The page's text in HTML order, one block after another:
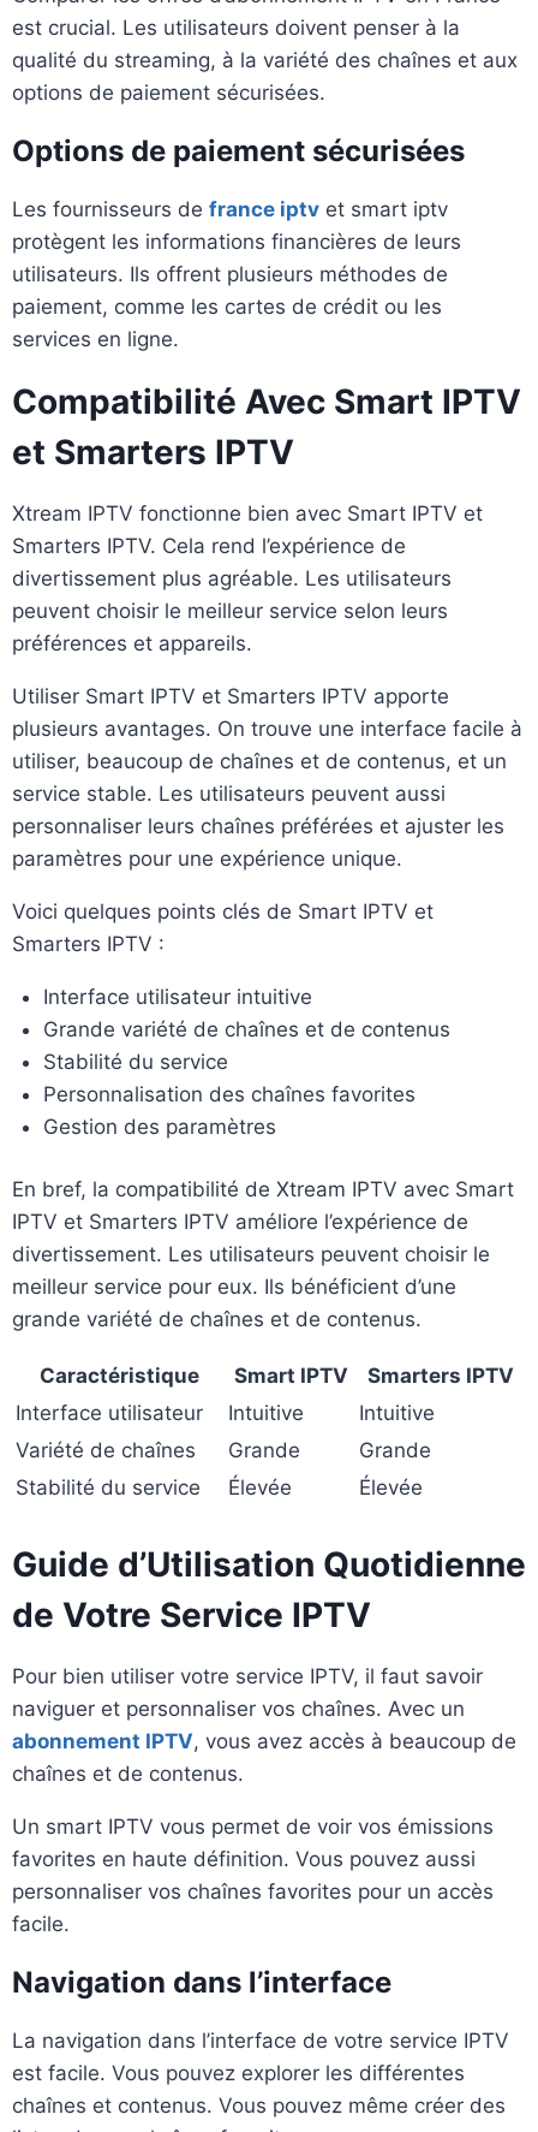
est crucial. Les utilisateurs doivent penser à la
qualité du streaming, à la variété des chaînes et aux
options de paiement sécurisées.
Options de paiement sécurisées
Les fournisseurs de france iptv et smart iptv
protègent les informations financières de leurs
utilisateurs. Ils offrent plusieurs méthodes de
paiement, comme les cartes de crédit ou les
services en ligne.
Compatibilité Avec Smart IPTV
et Smarters IPTV
Xtream IPTV fonctionne bien avec Smart IPTV et
Smarters IPTV. Cela rend l’expérience de
divertissement plus agréable. Les utilisateurs
peuvent choisir le meilleur service selon leurs
préférences et appareils.
Utiliser Smart IPTV et Smarters IPTV apporte
plusieurs avantages. On trouve une interface facile à
utiliser, beaucoup de chaînes et de contenus, et un
service stable. Les utilisateurs peuvent aussi
personnaliser leurs chaînes préférées et ajuster les
paramètres pour une expérience unique.
Voici quelques points clés de Smart IPTV et
Smarters IPTV :
Interface utilisateur intuitive
Grande variété de chaînes et de contenus
Stabilité du service
Personnalisation des chaînes favorites
Gestion des paramètres
En bref, la compatibilité de Xtream IPTV avec Smart
IPTV et Smarters IPTV améliore l’expérience de
divertissement. Les utilisateurs peuvent choisir le
meilleur service pour eux. Ils bénéficient d’une
grande variété de chaînes et de contenus.
Caractéristique Smart IPTV
Smarters IPTV
Interface utilisateur
Intuitive
Intuitive
Variété de chaînes
Grande
Grande
Stabilité du service
Élevée Élevée
Guide d’Utilisation Quotidienne
de Votre Service IPTV
Pour bien utiliser votre service IPTV, il faut savoir
naviguer et personnaliser vos chaînes. Avec un
abonnement IPTV, vous avez accès à beaucoup de
chaînes et de contenus.
Un smart IPTV vous permet de voir vos émissions
favorites en haute définition. Vous pouvez aussi
personnaliser vos chaînes favorites pour un accès
facile.
Navigation dans l’interface
La navigation dans l’interface de votre service IPTV
est facile. Vous pouvez explorer les différentes
chaînes et contenus. Vous pouvez même créer des